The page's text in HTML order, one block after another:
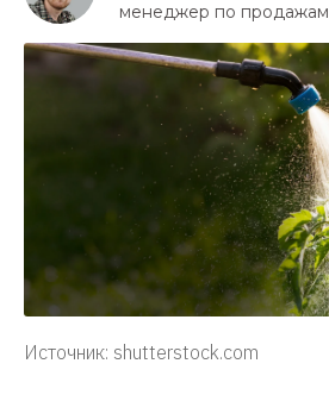
менеджер по продажам
Источник: shutterstock.com